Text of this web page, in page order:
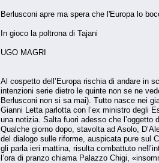
Berlusconi apre ma spera che l'Europa lo
In gioco la poltrona di Tajani
UGO MAGRI
Al cospetto dell’Europa rischia di andare in
intenzioni serie dietro le quinte non se ne
Berlusconi non si sa mai). Tutto nasce nei
Gianni Letta parlotta con l’ex ministro degli
una notizia. Salta fuori adesso che l’oggetto
Qualche giorno dopo, stavolta ad Asolo,
del dialogo sulle riforme, auspicata pure sul
gli parla ieri mattina, risulta combattuto
l’ora di pranzo chiama Palazzo Chigi,